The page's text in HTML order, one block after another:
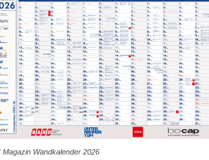
Magazin Wandkalender 2026